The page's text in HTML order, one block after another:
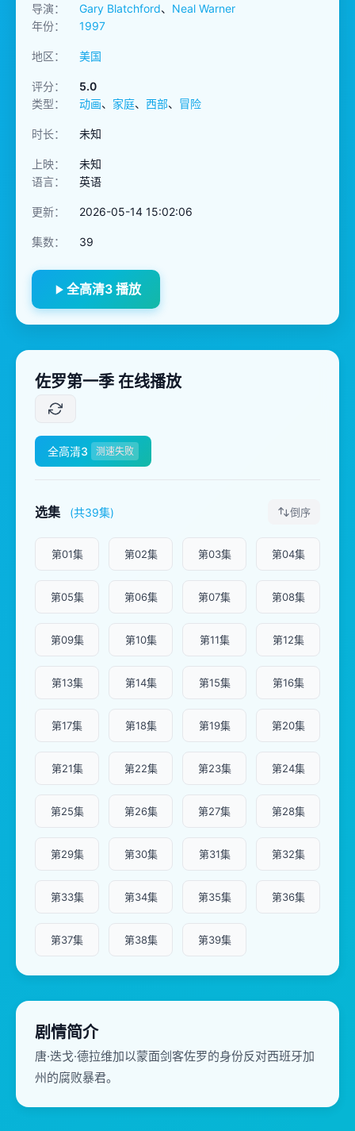
导演：
Gary Blatchford、 Neal Warner
年份：
1997
地区： 美国
评分：
5.0
类型：
动画、 家庭、 西部、 冒险
时长： 未知
上映：
未知
语言：
英语
更新： 2026-05-14 15:02:06
集数： 39
全高清3 播放
佐罗第一季 在线播放
全高清3 测速失败
选集 (共39集) 倒序
第01集 第02集 第03集 第04集
第05集 第06集 第07集 第08集
第09集 第10集 第11集 第12集
第13集 第14集 第15集 第16集
第17集 第18集 第19集 第20集
第21集 第22集 第23集 第24集
第25集 第26集 第27集 第28集
第29集 第30集 第31集 第32集
第33集 第34集 第35集 第36集
第37集 第38集 第39集
剧情简介
唐·迭戈·德拉维加以蒙面剑客佐罗的身份反对西班牙加
州的腐败暴君。